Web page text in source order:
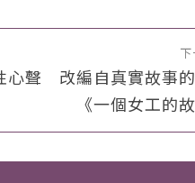
心聲 改編自真實故事
《一個女工的